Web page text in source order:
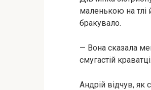
маленькою на тлі
бракувало.
— Вона сказала
смугастій
Андрій відчув, як